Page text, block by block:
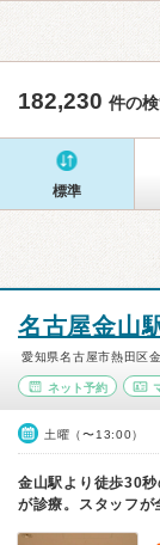
182,230 件の
標準
名古屋金山
愛知県名古屋市熱田区
ネット予約
土曜（〜13:00）
金山駅より徒歩30
が診療。スタッフが